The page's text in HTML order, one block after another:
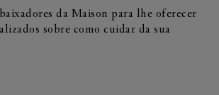
da Maison para lhe oferecer
sobre como cuidar da sua